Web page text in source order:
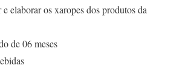
elaborar os xaropes dos produtos da
de 06 meses